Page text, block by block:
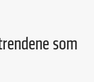
som